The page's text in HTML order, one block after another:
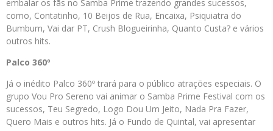
embalar os fãs no Samba Prime trazendo grandes sucessos,
como, Contatinho, 10 Beijos de Rua, Encaixa, Psiquiatra do
Bumbum, Vai dar PT, Crush Blogueirinha, Quanto Custa? e vários
outros hits.
Palco 360º
Já o inédito Palco 360º trará para o público atrações especiais. O
grupo Vou Pro Sereno vai animar o Samba Prime Festival com os
sucessos, Teu Segredo, Logo Dou Um Jeito, Nada Pra Fazer,
Quero Mais e outros hits. Já o Fundo de Quintal, vai apresentar